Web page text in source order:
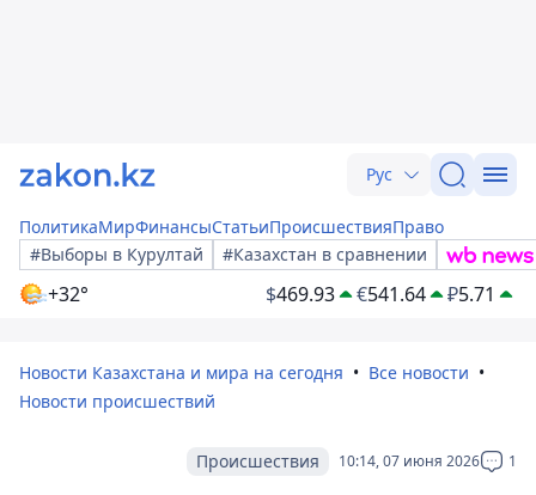
Рус
ПолитикаМирФинансыСтатьиПроисшествияПраво
#Выборы в Курултай
#Казахстан в сравнении
+32° $469.93 €541.64 ₽5.71
Новости Казахстана и мира на сегодня
Все новости
Новости происшествий
10:14, 07 июня 2026 1
Происшествия